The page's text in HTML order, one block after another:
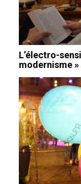
L’électro-
modernisme »